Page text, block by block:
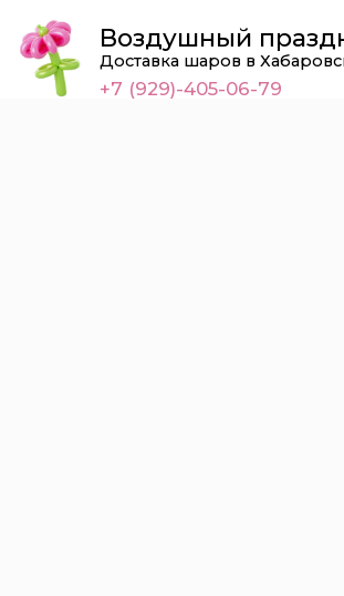
Воздушный праздник
Доставка шаров в Хабаровске
+7 (929)-405-06-79